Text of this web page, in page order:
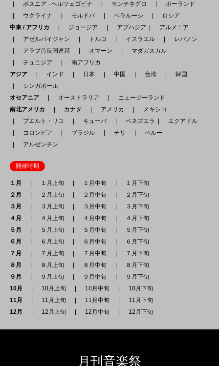
ボスニア - ヘルツェゴビナ
モンテネグロ
ポーランド
ウクライナ
モルドバ ベラルーシ
ロシア
中東 / アフリカ
ジョージア アブハジア
アルメニア
アゼルバイジャン
トルコ イスラエル
レバノン
アラブ首長国連邦
オマーン
マダガスカル
チュニジア
南アフリカ
アジア
インド 日本 中国 台湾
韓国
シンガポール
オセアニア
オーストラリア
ニュージーランド
南北アメリカ
カナダ アメリカ
メキシコ
プエルト・リコ
キューバ ベネズエラ
エクアドル
コロンビア
ブラジル チリ
ペルー
アルゼンチン
開催時期
１月 １月上旬 １月中旬
１月下旬
２月
２月上旬 ２月中旬
２月下旬
３月
３月上旬 ３月中旬
３月下旬
４月
４月上旬 ４月中旬
４月下旬
５月
５月上旬 ５月中旬
５月下旬
６月
６月上旬 ６月中旬
６月下旬
７月
７月上旬 ７月中旬
７月下旬
８月
８月上旬 ８月中旬
８月下旬
９月
９月上旬 ９月中旬
９月下旬
10月
10月上旬 10月中旬
10月下旬
11月
11月上旬 11月中旬
11月下旬
12月
12月上旬 12月中旬 12月下旬
月刊音楽祭